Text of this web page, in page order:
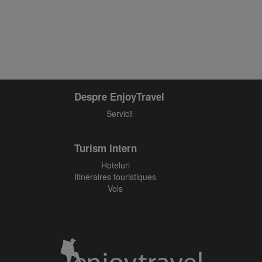
Despre EnjoyTravel
Servicii
Turism intern
Hoteluri
Itinéraires touristiques
Vols